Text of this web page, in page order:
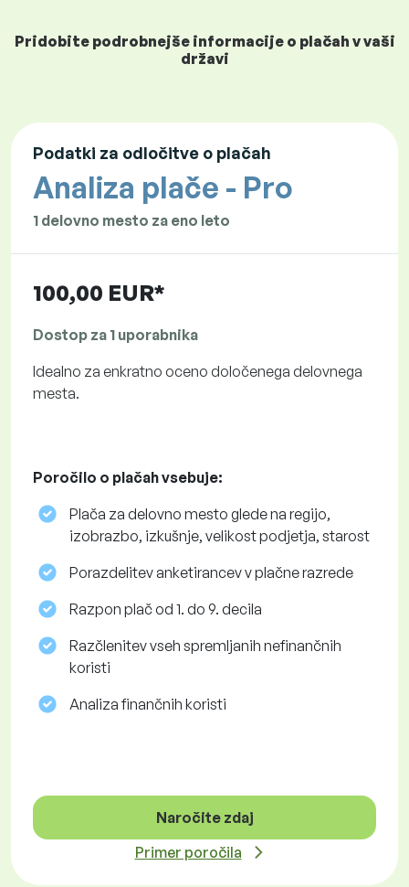
Pridobite podrobnejše informacije o plačah v vaši
državi
Podatki za odločitve o plačah
Analiza plače - Pro
1 delovno mesto za eno leto
100,00 EUR*
Dostop za 1 uporabnika
Idealno za enkratno oceno določenega delovnega
mesta.
Poročilo o plačah vsebuje:
Plača za delovno mesto glede na regijo,
izobrazbo, izkušnje, velikost podjetja, starost
Porazdelitev anketirancev v plačne razrede
Razpon plač od 1. do 9. decila
Razčlenitev vseh spremljanih nefinančnih
koristi
Analiza finančnih koristi
Naročite zdaj
Primer poročila